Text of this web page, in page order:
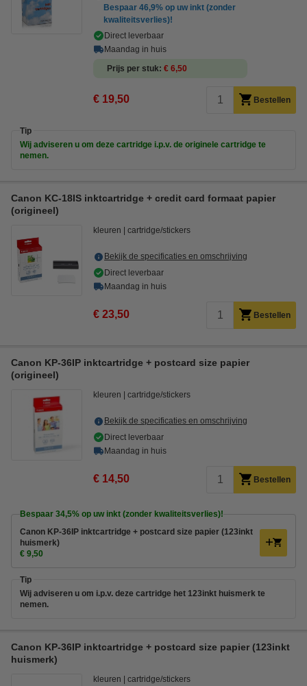
Bespaar 46,9% op uw inkt (zonder
kwaliteitsverlies)!
Direct leverbaar
Maandag in huis
Prijs per stuk € 6,50
€ 19,50 Bestellen
Tip
Wij adviseren u om deze cartridge i.p.v. de originele cartridge te
nemen.
Canon KC-18IS inktcartridge + credit card formaat papier
(origineel)
kleuren cartridge/stickers
Bekijk de specificaties en omschrijving
Direct leverbaar
Maandag in huis
€ 23,50 Bestellen
Canon KP-36IP inktcartridge + postcard size papier
(origineel)
kleuren cartridge/stickers
Bekijk de specificaties en omschrijving
Direct leverbaar
Maandag in huis
€ 14,50 Bestellen
Bespaar 34,5% op uw inkt (zonder kwaliteitsverlies)!
Canon KP-36IP inktcartridge + postcard size papier (123inkt
huismerk)
€ 9,50
Tip
Wij adviseren u om i.p.v. deze cartridge het 123inkt huismerk te
nemen.
Canon KP-36IP inktcartridge + postcard size papier (123inkt
huismerk)
kleuren cartridge/stickers